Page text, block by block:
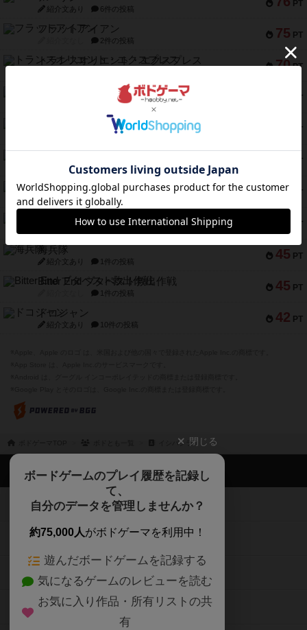
PT
紹介文あり 6件の投稿
75 PT
フラットアイアン
2件の投稿
70 PT
トランスオリエント・エクスプレス
PT
アンブッシュ！：ムーブアウト！
1件の投稿
PT
キャプテン・フリップ：イスラ・ボンバ
2件の投稿
PT
紹介文あり 1件の投稿
45 PT
エコーズ・オブ・タイム
紹介文なし 8件の投稿
PT
スカルキング
45 PT
海兵隊
紹介文あり 1件の投稿
45 PT
Bitter End ブタペスト救出作戦
1件の投稿
42 PT
ドコジャン
紹介文あり 10件の投稿
イシバシラ閉じる
ボードゲームのプレイ履歴を記録し
て、
自分のデータを管理しませんか？
約75,000人がボドゲーマを利用中！
遊んだボードゲームを記録する
気になるゲームのレビューを読む
お気に入り作品・所有リストの共
有
ボドゲーマTOP
ボードゲームを検索する
ボードゲームの新着レビュー
ボードゲーム会情報
メカニクス特集